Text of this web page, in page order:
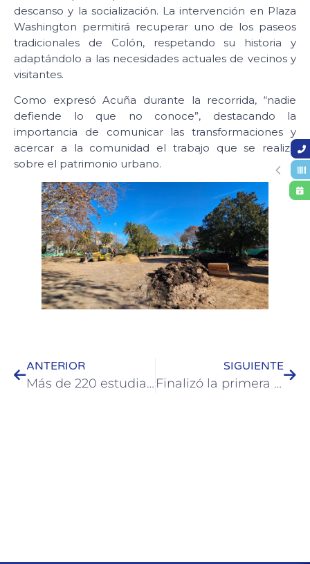
descanso y la socialización. La intervención en Plaza
Washington permitirá recuperar uno de los paseos
tradicionales de Colón, respetando su historia y
adaptándolo a las necesidades actuales de vecinos y
visitantes.
Como expresó Acuña durante la recorrida, “nadie
defiende lo que no conoce”, destacando la
importancia de comunicar las transformaciones y
acercar a la comunidad el trabajo que se realiza
sobre el patrimonio urbano.
ANTERIOR
Más de 220 estudiantes participaron de jornadas de educación ambiental en la Reserva Río de los Pájaros y la Laguna Aguapé
SIGUIENTE
Finalizó la primera etapa de reparación de los techos de la Terminal de Ómnibus de Colón